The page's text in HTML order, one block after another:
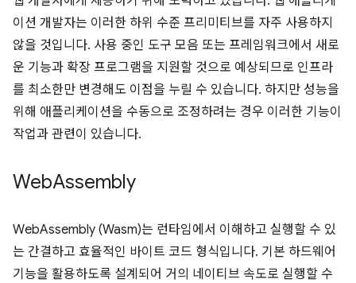
이션 개발자는 이러한 하위 수준 프리미티브를 자주 사용하지
않을 것입니다. 사용 중인 도구 모음 또는 프레임워크에서 새로
운 기능과 확장 프로그램을 지원할 것으로 예상되므로 인프라
를 최소한만 변경해도 이점을 누릴 수 있습니다. 하지만 성능을
위해 애플리케이션을 수동으로 조정하려는 경우 이러한 기능이
작업과 관련이 있습니다.
WebAssembly
WebAssembly (Wasm)는 런타임에서 이해하고 실행할 수 있
는 간결하고 효율적인 바이트 코드 형식입니다. 기본 하드웨어
기능을 활용하도록 설계되어 거의 네이티브 속도로 실행할 수